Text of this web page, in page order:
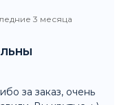
за заказ, очень